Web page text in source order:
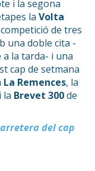
i la segona
la Volta
de tres
una doble cita -
la tarda- i una
cap de setmana
La Remences, la
la Brevet 300de
del cap